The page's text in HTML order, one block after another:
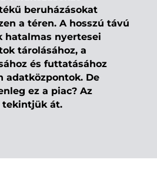
beruházásokat
a téren. A hosszú távú
hatalmas nyertesei
tárolásához, a
és futtatásához
adatközpontok. De
ez a piac? Az
tekintjük át.